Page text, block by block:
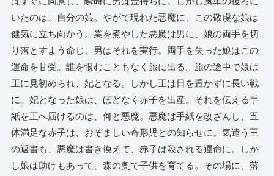
いたのは、自分の娘。やがて現れた悪魔に、この敬虔な娘は
健気に立ち向かう。業を煮やした悪魔は男に、娘の両手を切
り落とすよう命じ、男はそれを実行。両手を失った娘はこの
運命を甘受。誰を恨むこともなく旅に出る。旅の途中で娘は
王に見初められ、妃となる。しかし王は日を置かずに長い戦
に。妃となった娘は、ほどなく赤子を出産。それを伝える手
紙を王へ届けるのは、何と悪魔。悪魔は手紙を改ざんし、五
体満足な赤子は、おぞましい奇形児との知らせに。気遣う王
の返書も、悪魔は書き換えて、赤子は殺される運命に。しか
し娘は助けもあって、森の奥で子供を育てる。その場に、落